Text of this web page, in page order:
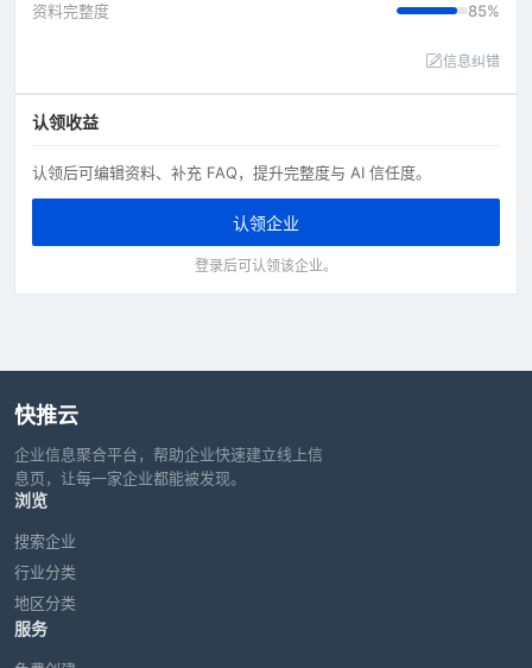
资料完整度 85%
信息纠错
认领收益
认领后可编辑资料、补充 FAQ，提升完整度与 AI 信任度。
认领企业
登录后可认领该企业。
快推云
企业信息聚合平台，帮助企业快速建立线上信
息页，让每一家企业都能被发现。
浏览
搜索企业
行业分类
地区分类
服务